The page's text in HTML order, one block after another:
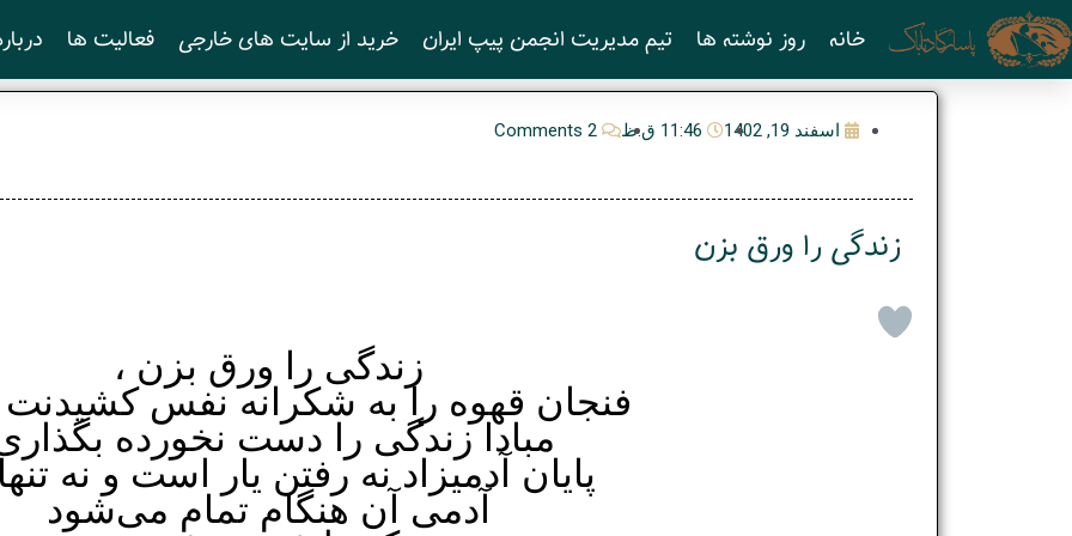
پرش
به
محتوا
خانه روز نوشته ها تیم مدیریت انجمن پیپ ایران خرید از سایت های خارجی فعالیت ها
اسفند 19, 1402 11:46 ق.ظ 2 Comments
ﺯﻧﺪﮔﯽ ﺭﺍ ﻭﺭﻕ ﺑﺰﻥ
ﺯﻧﺪﮔﯽ ﺭﺍ ﻭﺭﻕ ﺑﺰﻥ ،
فنجان قهوه ﺭﺍ ﺑﻪ شکرانه ﻧﻔﺲ
ﻣﺒﺎﺩﺍ ﺯﻧﺪگی ﺭﺍ ﺩﺳﺖ ﻧﺨﻮﺭﺩﻩ
پایان آدمیزاد نه رفتن یار است و نه
آدمی آن هنگام تمام می‌شود